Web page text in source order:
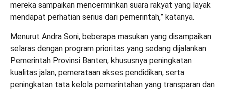
mereka sampaikan mencerminkan suara rakyat yang layak
mendapat perhatian serius dari pemerintah,” katanya.
Menurut Andra Soni, beberapa masukan yang disampaikan
selaras dengan program prioritas yang sedang dijalankan
Pemerintah Provinsi Banten, khususnya peningkatan
kualitas jalan, pemerataan akses pendidikan, serta
peningkatan tata kelola pemerintahan yang transparan dan